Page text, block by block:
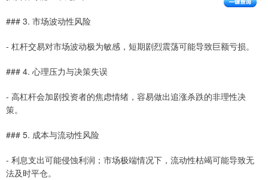
### 3. 市场波动性风险
- 杠杆交易对市场波动极为敏感，短期剧烈震荡可能导致巨额亏损。
### 4. 心理压力与决策失误
- 高杠杆会加剧投资者的焦虑情绪，容易做出追涨杀跌的非理性决
策。
### 5. 成本与流动性风险
- 利息支出可能侵蚀利润；市场极端情况下，流动性枯竭可能导致无
法及时平仓。